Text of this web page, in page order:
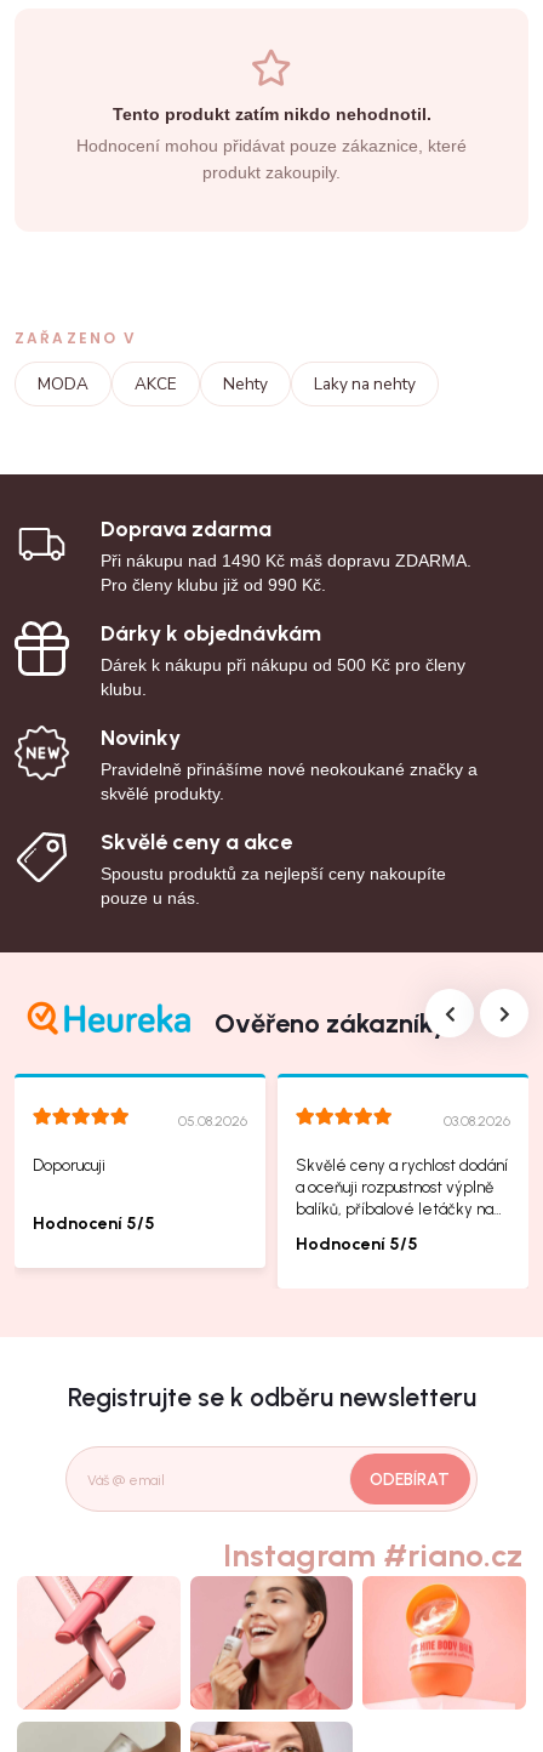
Tento produkt zatím nikdo nehodnotil.
Hodnocení mohou přidávat pouze zákaznice, které
produkt zakoupily.
ZAŘAZENO V
MODA AKCE Nehty Laky na nehty
Doprava zdarma
Při nákupu nad 1490 Kč máš dopravu ZDARMA.
Pro členy klubu již od 990 Kč.
Dárky k objednávkám
Dárek k nákupu při nákupu od 500 Kč pro členy
klubu.
Novinky
Pravidelně přinášíme nové neokoukané značky a
skvělé produkty.
Skvělé ceny a akce
Spoustu produktů za nejlepší ceny nakoupíte
pouze u nás.
Ověřeno zákazníky
05.08.2026
Doporucuji
Hodnocení 5/5
03.08.2026
Skvělé ceny a rychlost dodání
a oceňuji rozpustnost výplně
balíků, příbalové letáčky na
Hodnocení 5/5
Registrujte se k odběru newsletteru
ODEBÍRAT
Instagram #riano.cz